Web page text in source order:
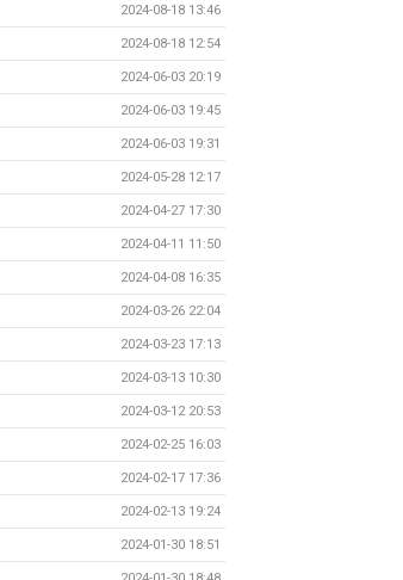
2024-08-18 13:46
2024-08-18 12:54
2024-06-03 20:19
2024-06-03 19:45
2024-06-03 19:31
2024-05-28 12:17
2024-04-27 17:30
2024-04-11 11:50
2024-04-08 16:35
2024-03-26 22:04
2024-03-23 17:13
2024-03-13 10:30
2024-03-12 20:53
2024-02-25 16:03
2024-02-17 17:36
2024-02-13 19:24
2024-01-30 18:51